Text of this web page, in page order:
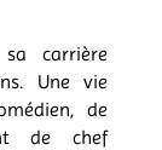
carrière
Une vie
de
de chef